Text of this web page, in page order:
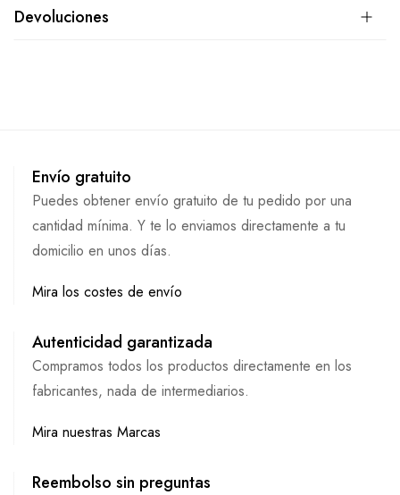
Devoluciones
Envío gratuito
Puedes obtener envío gratuito de tu pedido por una
cantidad mínima. Y te lo enviamos directamente a tu
domicilio en unos días.
Mira los costes de envío
Autenticidad garantizada
Compramos todos los productos directamente en los
fabricantes, nada de intermediarios.
Mira nuestras Marcas
Reembolso sin preguntas